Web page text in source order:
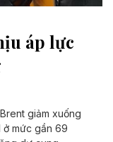
áp lực
giảm xuống
ở mức gần 69